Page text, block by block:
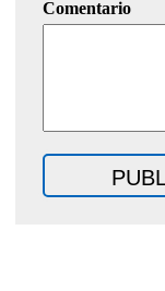
Comentario